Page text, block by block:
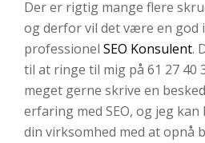
Der er rigtig mange flere
og derfor vil det være en god
professionel SEO Konsulent.
til at ringe til mig på 61 27 40
meget gerne skrive en
erfaring med SEO, og jeg
din virksomhed med at opnå